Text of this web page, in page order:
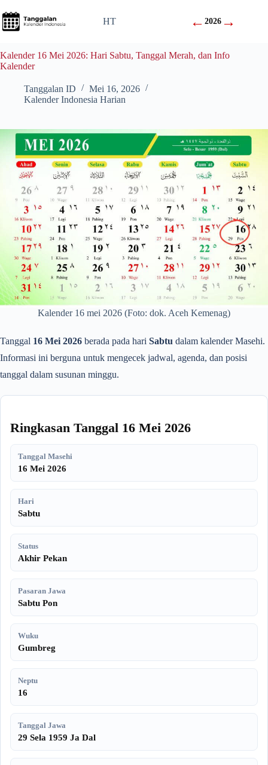
to
content
HT ←2026 →
Kalender 16 Mei 2026: Hari Sabtu, Tanggal Merah, dan Info
Kalender
Tanggalan ID
Mei 16, 2026
Kalender Indonesia Harian
Kalender 16 mei 2026 (Foto: dok. Aceh Kemenag)
Tanggal 16 Mei 2026 berada pada hari Sabtu dalam kalender Masehi.
Informasi ini berguna untuk mengecek jadwal, agenda, dan posisi
tanggal dalam susunan minggu.
Ringkasan Tanggal 16 Mei 2026
Tanggal Masehi
16 Mei 2026
Hari
Sabtu
Status
Akhir Pekan
Pasaran Jawa
Sabtu Pon
Wuku
Gumbreg
Neptu
16
Tanggal Jawa
29 Sela 1959 Ja Dal